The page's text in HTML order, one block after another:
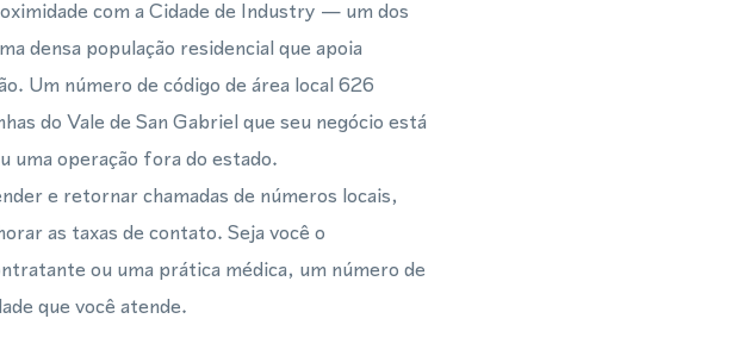
com a Cidade de Industry — um dos
densa população residencial que apoia
Um número de código de área local 626
do Vale de San Gabriel que seu negócio está
uma operação fora do estado.
e retornar chamadas de números locais,
as taxas de contato. Seja você o
ou uma prática médica, um número de
que você atende.